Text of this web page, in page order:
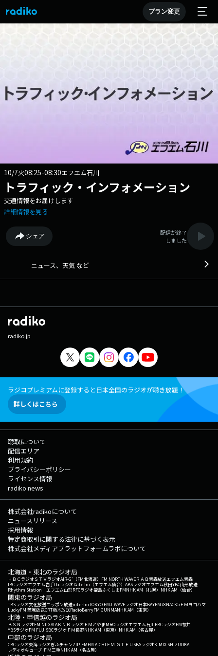
プラン変更
10/7火08:25-08:30エフエム石川
トラフィック・インフォメーション
交通情報をお届けします
詳細情報を見る
シェア
配信が終了
しました
ニュース、天気 など
radiko.jp
ラジコプレミアムに登録すると日本全国のラジオが聴き放題！
詳しくはこちら
聴取について
配信エリア
利用規約
プライバシーポリシー
ライセンス情報
radiko news
株式会社radikoについて
ニュースリリース
採用情報
特定商取引に関する法律に基づく表示
株式会社メディアプラットフォームラボについて
北海道・東北のラジオ局
ＨＢＣラジオＳＴＶラジオAIR-G'（FM北海道） FM NORTH WAVEＲＡＢ青森放送エフエム青森
IBCラジオエフエム岩手tbcラジオDate fm（エフエム仙台） ABSラジオエフエム秋田YBC山形放送
Rhythm Station エフエム山形RFCラジオ福島ふくしまFMNHK AM（札幌） NHK AM（仙台）
関東のラジオ局
TBSラジオ文化放送ニッポン放送interfmTOKYO FMJ-WAVEラジオ日本BAYFM78NACK5 ＦＭヨコハマ
LuckyFM 茨城放送CRT栃木放送RadioBerryFM GUNMANHK AM（東京）
北陸・甲信越のラジオ局
ＢＳＮラジオFM NIIGATAＫＮＢラジオ ＦＭとやまMROラジオエフエム石川FBCラジオFM福井
YBSラジオFM FUJISBCラジオ ＦＭ長野NHK AM（東京） NHK AM（名古屋）
中部のラジオ局
CBCラジオ東海ラジオぎふチャンZIP-FMFM AICHI ＦＭ ＧＩＦＵ SBSラジオK-MIX SHIZUOKA
レディオキューブ ＦＭ三重NHK AM（名古屋）